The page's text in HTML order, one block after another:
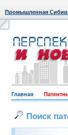
Промышленная
Главная
Поиск